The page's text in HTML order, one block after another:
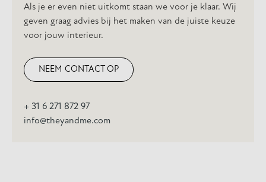
Als je er even niet uitkomt staan we voor je klaar. Wij
geven graag advies bij het maken van de juiste keuze
voor jouw interieur.
NEEM CONTACT OP
+ 31 6 271 872 97
info@theyandme.com